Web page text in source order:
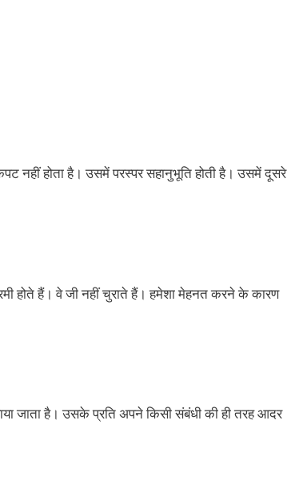
नहीं होता है। उसमें परस्पर सहानुभूति होती है। उसमें दूसरे
होते हैं। वे जी नहीं चुराते हैं। हमेशा मेहनत करने के कारण
जाता है। उसके प्रति अपने किसी संबंधी की ही तरह आदर